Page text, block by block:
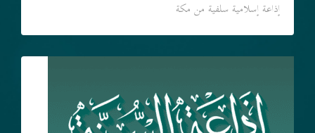
إذاعة إسلامية سلفية من مكة